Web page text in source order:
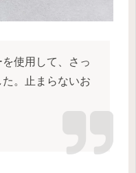
使用して、さっ
。止まらないお